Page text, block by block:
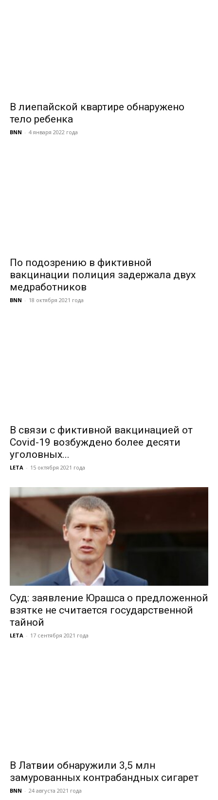
В лиепайской квартире обнаружено
тело ребенка
BNN - 4 января 2022 года
По подозрению в фиктивной
вакцинации полиция задержала двух
медработников
BNN - 18 октября 2021 года
В связи с фиктивной вакцинацией от
Covid-19 возбуждено более десяти
уголовных...
LETA - 15 октября 2021 года
Суд: заявление Юрашса о предложенной
взятке не считается государственной
тайной
LETA - 17 сентября 2021 года
В Латвии обнаружили 3,5 млн
замурованных контрабандных сигарет
BNN - 24 августа 2021 года